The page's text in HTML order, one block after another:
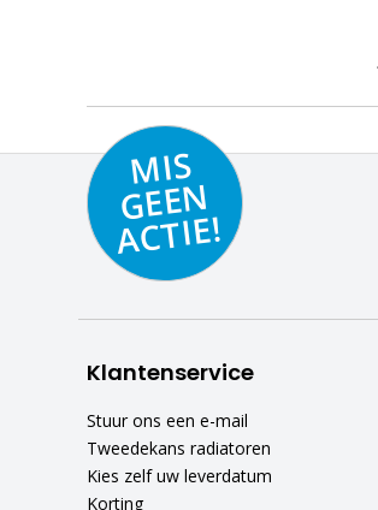
MIS
GEE
N
A
C
TIE!
Klantenservice
Stuur ons een e-mail
Tweedekans radiatoren
Kies zelf uw leverdatum
Korting